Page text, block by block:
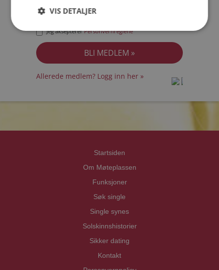
Jeg akseptererPersonvernreglene
Allerede medlem? Logg inn her »
Startsiden
Om Møteplassen
Funksjoner
Søk single
Single synes
Solskinnshistorier
Sikker dating
Kontakt
VIS DETALJER